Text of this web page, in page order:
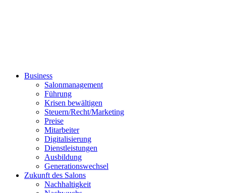
Business
Salonmanagement
Führung
Krisen bewältigen
Steuern/Recht/Marketing
Preise
Mitarbeiter
Digitalisierung
Dienstleistungen
Ausbildung
Generationswechsel
Zukunft des Salons
Nachhaltigkeit